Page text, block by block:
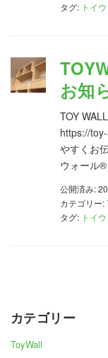
タグ: トイ
お知
TOY
https://
やすくお
ウォール
公開済み:
カテゴリー:
タグ: トイ
カテゴリー
ToyWall